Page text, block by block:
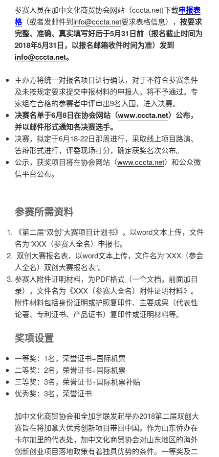
参赛人员在加中文化商贸协会网站（cccta.net)下载申报表
格（或者发邮件到info@cccta.net要求表格信息）， 按要求
完整、准确、真实填写好后于5月31日前（报名截止时间为
2018年5月31日，以报名邮箱收件时间为准）发到
info@cccta.net。
主办方将统一对报名项目进行确认，对于不符合参赛条件
及未按规定要求提交申报材料的申报人，将不予通过。专
家组在合格的参赛者中评审出9名入围，进入决赛。
决赛名单于6月8日在协会网站（www.cccta.net）公布，
并以邮件形式通知各决赛选手。
决赛，拟定于6月18-22日那周进行，采取线上项目路演、
答辩形式进行，评委现场打分，确定获奖名次公布。
公示，获奖项目将在协会网站（www.cccta.net）和公众微
信平台公布。
参赛所需资料
《第二届“双创”大赛项目计划书》，以word文本上传，文件
名为“XXX（参赛人全名）申报书。
双创大赛报名表，以word文本上传，文件名为“XXX（参会
人全名）双创大赛报名表”。
参赛人附件证明材料，为PDF格式（一个文档，前面加目
录），文件名为《XXX（参赛人全名）附件证明材料》。
附件材料包括身份证明或护照复印件、主要成果（代表性
论著、专利证书、产品证书）复印件或证明材料等。
奖项设置
一等奖：1名，荣誉证书+国际机票
二等奖：2名，荣誉证书+国际机票
三等奖：3名，荣誉证书+国际机票补贴
优秀奖：3名，荣誉证书
加中文化商贸协会和全加学联发起举办2018第二届双创大
赛旨在将加拿大优秀创新项目带回中国。作为山东侨办在
卡尔加里的代表处，加中文化商贸协会对山东地区的海外
创新创业项目落地政策有着独具优势的条件。一等奖及二